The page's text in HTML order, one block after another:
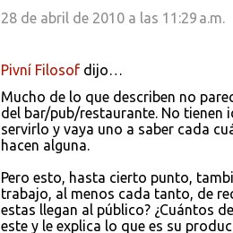
28 de abril de 2010 a las 11:29 a.m.
Pivní Filosofdijo…
Mucho de lo que describen no
del bar/pub/restaurante. No tienen
servirlo y vaya uno a saber cada
hacen alguna.
Pero esto, hasta cierto punto,
trabajo, al menos cada tanto, de
estas llegan al público? ¿Cuántos
este y le explica lo que es su